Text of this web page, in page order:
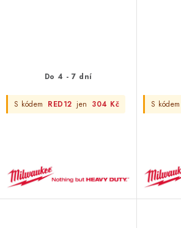
Do 4 - 7 dní
S kódem RED12 jen 304 Kč S kódem